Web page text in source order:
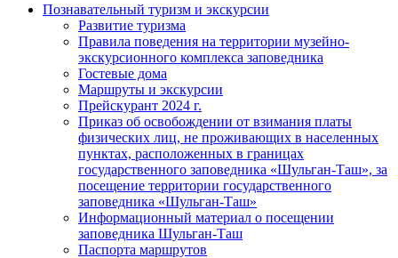
Познавательный туризм и экскурсии
Развитие туризма
Правила поведения на территории музейно-
экскурсионного комплекса заповедника
Гостевые дома
Маршруты и экскурсии
Прейскурант 2024 г.
Приказ об освобождении от взимания платы
физических лиц, не проживающих в населенных
пунктах, расположенных в границах
государственного заповедника «Шульган-Таш», за
посещение территории государственного
заповедника «Шульган-Таш»
Информационный материал о посещении
заповедника Шульган-Таш
Паспорта маршрутов